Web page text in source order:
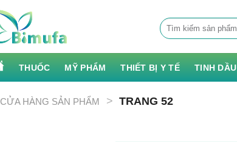
Tìm
kiếm:
THUỐC MỸ PHẨM THIẾT BỊ Y TẾ TINH DẦU
CỬA HÀNG SẢN PHẨM > TRANG 52